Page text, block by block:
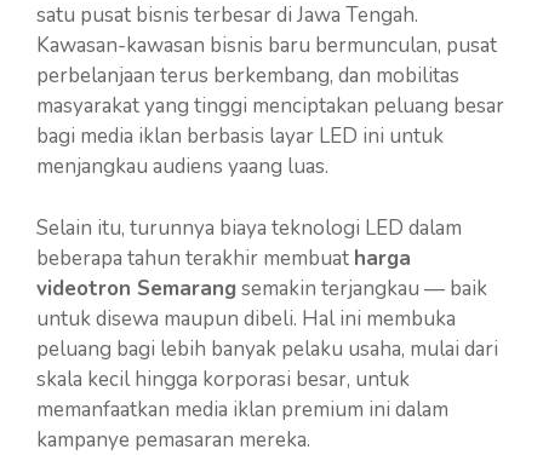
satu pusat bisnis terbesar di Jawa Tengah.
Kawasan-kawasan bisnis baru bermunculan, pusat
perbelanjaan terus berkembang, dan mobilitas
masyarakat yang tinggi menciptakan peluang besar
bagi media iklan berbasis layar LED ini untuk
menjangkau audiens yaang luas.
Selain itu, turunnya biaya teknologi LED dalam
beberapa tahun terakhir membuat harga
videotron Semarang semakin terjangkau — baik
untuk disewa maupun dibeli. Hal ini membuka
peluang bagi lebih banyak pelaku usaha, mulai dari
skala kecil hingga korporasi besar, untuk
memanfaatkan media iklan premium ini dalam
kampanye pemasaran mereka.